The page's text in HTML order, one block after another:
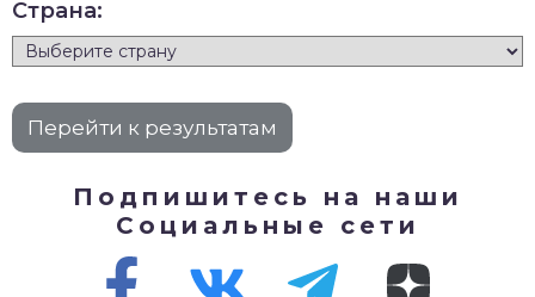
Страна:
Подпишитесь на наши
Социальные сети